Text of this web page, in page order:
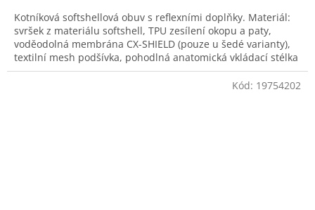
Kotníková softshellová obuv s reflexními doplňky. Materiál:
svršek z materiálu softshell, TPU zesílení okopu a paty,
voděodolná membrána CX-SHIELD (pouze u šedé varianty),
textilní mesh podšívka, pohodlná anatomická vkládací stélka
z měkké pěny a mes
Kód: 19754202